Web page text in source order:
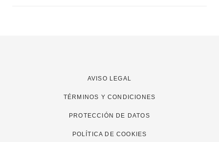
AVISO LEGAL
TÉRMINOS Y CONDICIONES
PROTECCIÓN DE DATOS
POLÍTICA DE COOKIES